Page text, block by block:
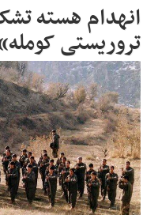
سیاسی
اقتصاد
ورزشی
جهان
اجتماعی
انهدام هسته
تروریستی